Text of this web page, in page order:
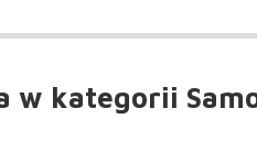
w kategorii